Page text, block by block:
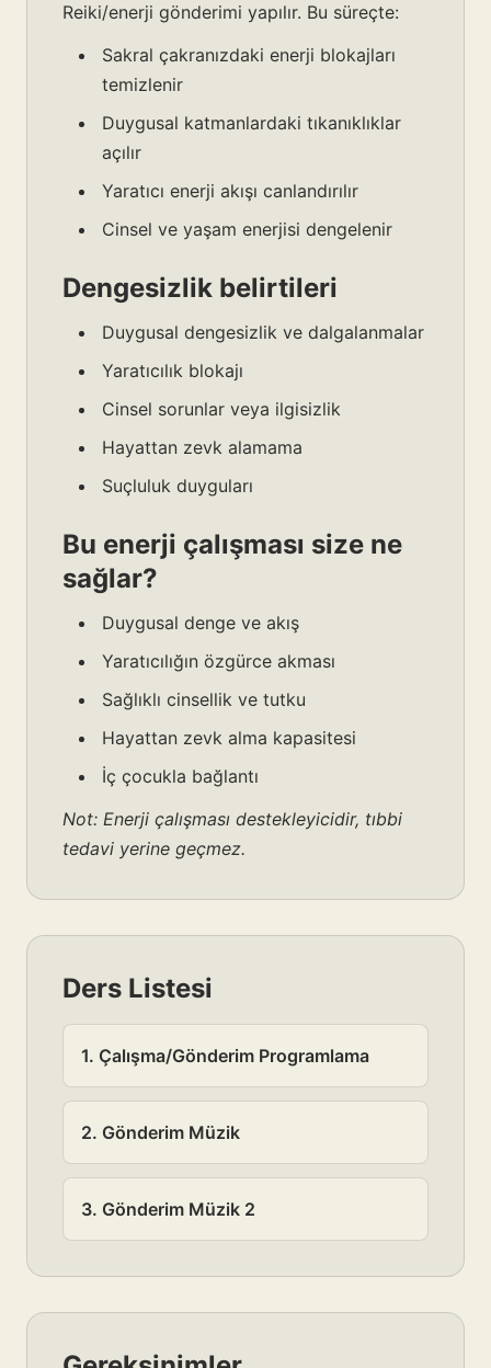
Reiki/enerji gönderimi yapılır. Bu süreçte:
Sakral çakranızdaki enerji blokajları
temizlenir
Duygusal katmanlardaki tıkanıklıklar
açılır
Yaratıcı enerji akışı canlandırılır
Cinsel ve yaşam enerjisi dengelenir
Dengesizlik belirtileri
Duygusal dengesizlik ve dalgalanmalar
Yaratıcılık blokajı
Cinsel sorunlar veya ilgisizlik
Hayattan zevk alamama
Suçluluk duyguları
Bu enerji çalışması size ne
sağlar?
Duygusal denge ve akış
Yaratıcılığın özgürce akması
Sağlıklı cinsellik ve tutku
Hayattan zevk alma kapasitesi
İç çocukla bağlantı
Not: Enerji çalışması destekleyicidir, tıbbi
tedavi yerine geçmez.
Ders Listesi
1. Çalışma/Gönderim Programlama
2. Gönderim Müzik
3. Gönderim Müzik 2